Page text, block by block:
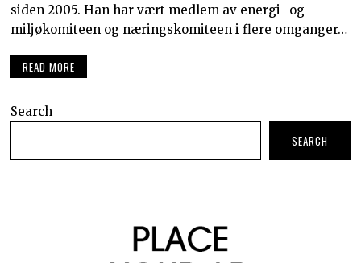
siden 2005. Han har vært medlem av energi- og
miljøkomiteen og næringskomiteen i flere omganger…
READ MORE
Search
SEARCH